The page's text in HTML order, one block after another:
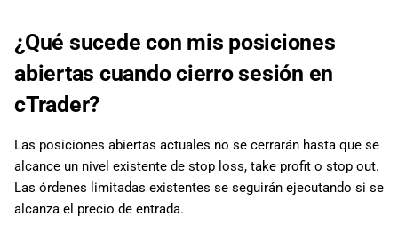
¿Qué sucede con mis posiciones
abiertas cuando cierro sesión en
cTrader?
Las posiciones abiertas actuales no se cerrarán hasta que se
alcance un nivel existente de stop loss, take profit o stop out.
Las órdenes limitadas existentes se seguirán ejecutando si se
alcanza el precio de entrada.